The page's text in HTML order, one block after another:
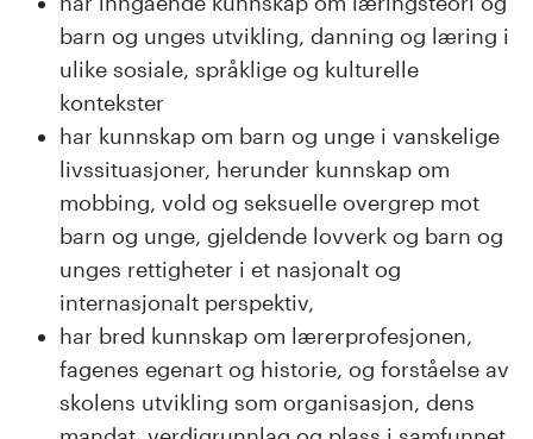
barn og unges utvikling, danning og læring i
ulike sosiale, språklige og kulturelle
kontekster
har kunnskap om barn og unge i vanskelige
livssituasjoner, herunder kunnskap om
mobbing, vold og seksuelle overgrep mot
barn og unge, gjeldende lovverk og barn og
unges rettigheter i et nasjonalt og
internasjonalt perspektiv,
har bred kunnskap om lærerprofesjonen,
fagenes egenart og historie, og forståelse av
skolens utvikling som organisasjon, dens